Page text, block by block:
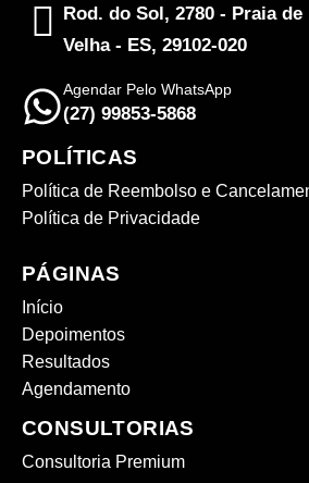
Rod. do Sol, 2780 - Praia
Velha - ES, 29102-020
Agendar Pelo WhatsApp
(27) 99853-5868
POLÍTICAS
Política de Reembolso e
Política de Privacidade
PÁGINAS
Início
Depoimentos
Resultados
Agendamento
CONSULTORIAS
Consultoria Premium